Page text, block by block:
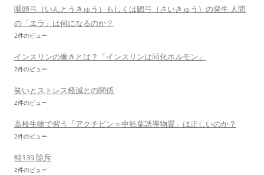
咽頭弓（いんとうきゅう）もしくは鰓弓（さいきゅう）の発生 人間
の「エラ」は何になるのか？
2件のビュー
インスリンの働きとは？「インスリンは同化ホルモン」
2件のビュー
笑いとストレス軽減との関係
2件のビュー
高校生物で習う「アクチビン＝中胚葉誘導物質」は正しいのか？
2件のビュー
特139 除斥
2件のビュー